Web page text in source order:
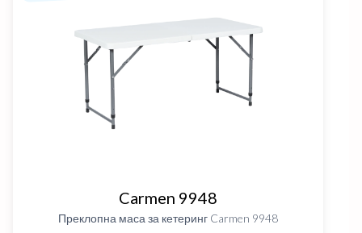
Carmen 9948
Преклопна маса за кетеринг Carmen 9948